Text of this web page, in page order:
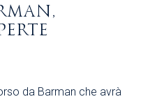
da Barman che avrà